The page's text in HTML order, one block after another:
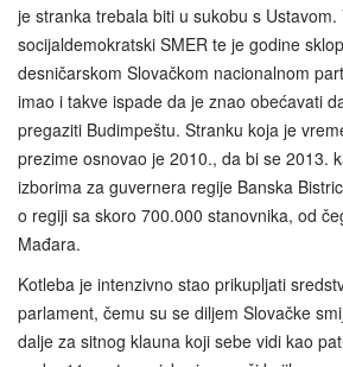
je stranka trebala biti u sukobu s Ustavom.
socijaldemokratski SMER te je godine
desničarskom Slovačkom nacionalnom
imao i takve ispade da je znao obećavati
pregaziti Budimpeštu. Stranku koja je
prezime osnovao je 2010., da bi se 2013.
izborima za guvernera regije Banska
o regiji sa skoro 700.000 stanovnika, od
Mađara.
Kotleba je intenzivno stao prikupljati
parlament, čemu su se diljem Slovačke
dalje za sitnog klauna koji sebe vidi kao